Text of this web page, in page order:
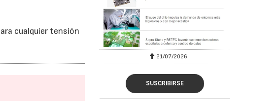
cualquier tensión
21/07/2026
SUSCRIBIRSE